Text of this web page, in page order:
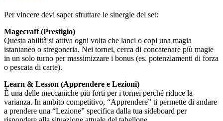
Per vincere devi saper sfruttare le sinergie del set:
Magecraft (Prestigio)
Questa abilità si attiva ogni volta che lanci o copi una magia
istantaneo o stregoneria. Nei tornei, cerca di concatenare più magie
in un solo turno per massimizzare i bonus (es. potenziamenti di forza
o pescata di carte).
Learn & Lesson (Apprendere e Lezioni)
È una delle meccaniche più forti per i tornei perché riduce la
varianza. In ambito competitivo, “Apprendere” ti permette di andare
a prendere una “Lezione” specifica dalla tua sideboard per